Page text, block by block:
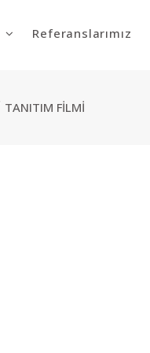
Referanslarımız
TANITIM FILMI